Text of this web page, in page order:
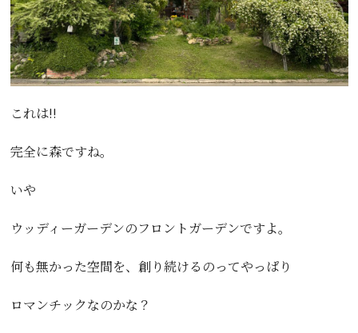
これは!!
完全に森ですね。
いや
ウッディーガーデンのフロントガーデンですよ。
何も無かった空間を、創り続けるのってやっぱり
ロマンチックなのかな？